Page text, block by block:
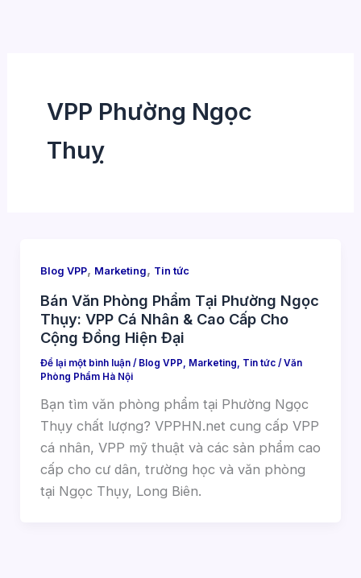
VPP Phường Ngọc
Thuỵ
Blog VPP, Marketing, Tin tức
Bán Văn Phòng Phẩm Tại Phường Ngọc
Thụy: VPP Cá Nhân & Cao Cấp Cho
Cộng Đồng Hiện Đại
Để lại một bình luận / Blog VPP, Marketing, Tin tức/ Văn
Phòng Phẩm Hà Nội
Bạn tìm văn phòng phẩm tại Phường Ngọc
Thụy chất lượng? VPPHN.net cung cấp VPP
cá nhân, VPP mỹ thuật và các sản phẩm cao
cấp cho cư dân, trường học và văn phòng
tại Ngọc Thụy, Long Biên.